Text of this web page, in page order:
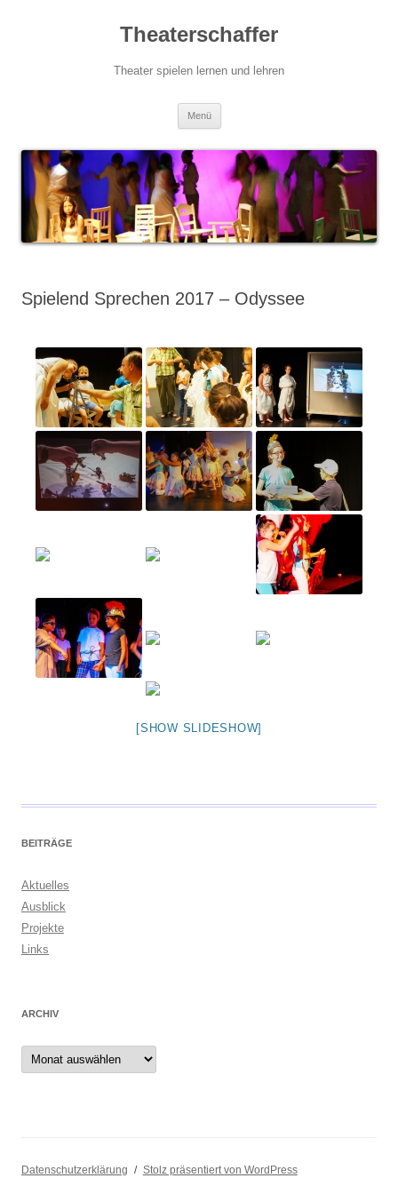
Theaterschaffer
Theater spielen lernen und lehren
Menü
Spielend Sprechen 2017 – Odyssee
[SHOW SLIDESHOW]
BEITRÄGE
Aktuelles
Ausblick
Projekte
Links
ARCHIV
Archiv
Datenschutzerklärung Stolz präsentiert von WordPress